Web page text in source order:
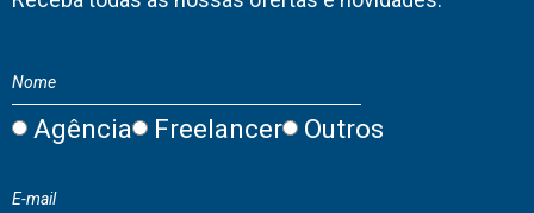
Agência Freelancer Outros